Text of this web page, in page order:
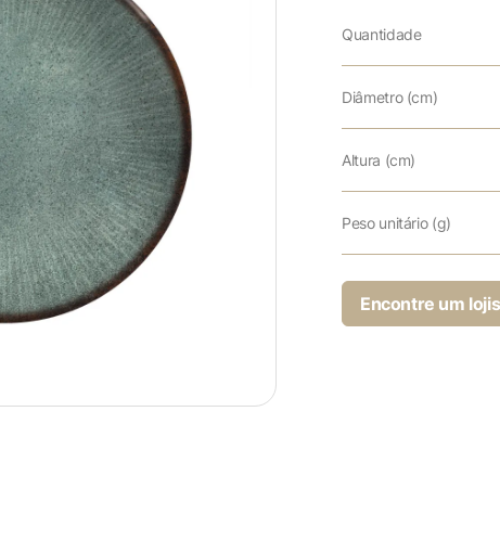
Quantidade
Diâmetro (cm)
Altura (cm)
Peso unitário (g)
Encontre um